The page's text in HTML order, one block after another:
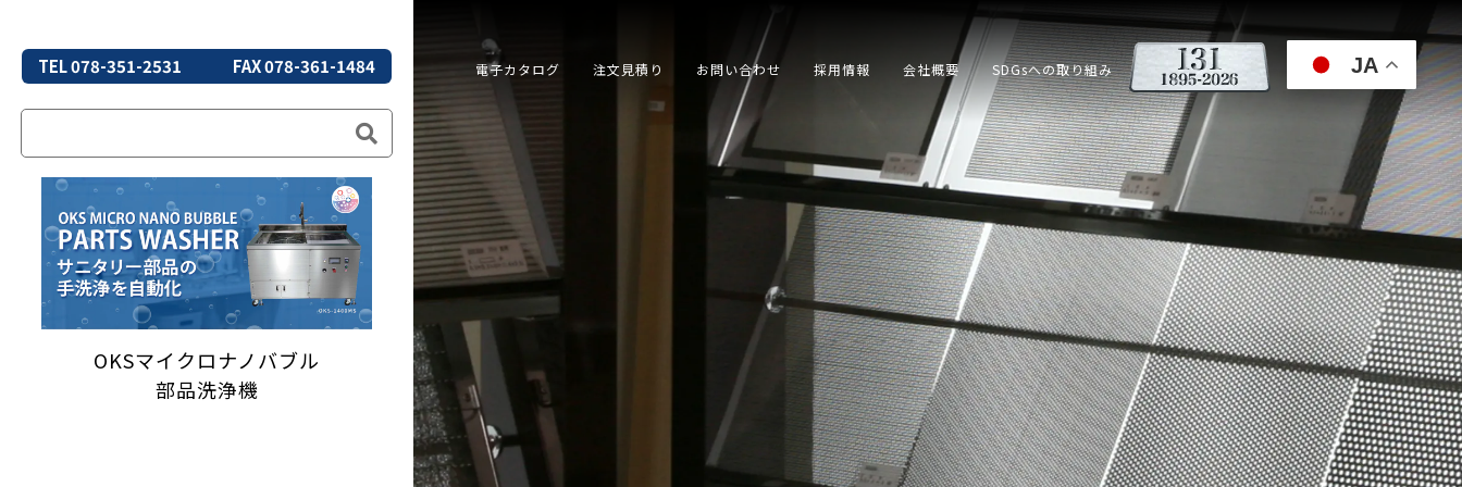
TEL 078-351-2531 FAX 078-361-1484
OKSマイクロナノバブル
部品洗浄機
電子カタログ 注文見積り お問い合わせ 採用情報 会社概要 SDGsへの取り組み JA